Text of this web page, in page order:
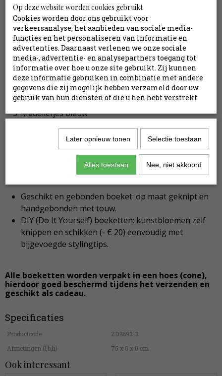
Exclusief vaas
Inclusief stylingtips
Inhoud:
Achillea groen
Aster geel
Bessentak rood
Madeliefjes paars
Madeliefjes blauw
Roos oranje rood
Geschikt en gebonden boeket: op maat geknipt en
handgebonden met touw.
DIY (Do It Yourself) boeketten: kunstbloemen zelf
knippen en schikken (- € 20) eenvoudig met
bijgevoegde stylingtips.
Alle boeketten worden verpakt in een hoes (cone),
hierdoor goed beschermd tijdens het verzenden en
geschikt als cadeau.
Specificaties
Productcode
ZDB69313
Afmetingen (l,b,h)
75 x 0 x 0 cm
Ook interessant
Op deze website worden cookies gebruikt
Cookies worden door ons gebruikt voor
verkeersanalyse, het aanbieden van sociale media-
functies en het personaliseren van informatie en
advertenties. Daarnaast verlenen we onze sociale
media-, advertentie- en analysepartners toegang tot
informatie over hoe u onze site gebruikt. Zij kunnen
deze informatie gebruiken in combinatie met andere
gegevens die zij mogelijk hebben verzameld door uw
gebruik van hun diensten of die u hen hebt verstrekt.
Later opnieuw tonen Selectie toestaan
Alles toestaan Nee, niet akkoord